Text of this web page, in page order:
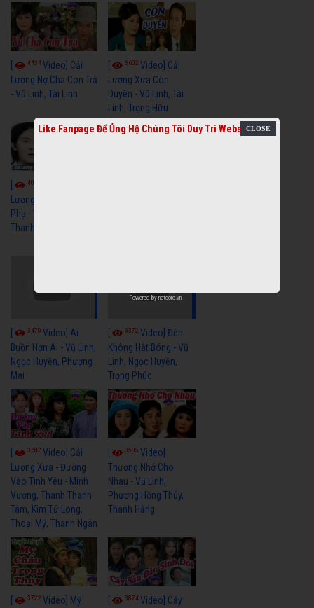
4434Video] Cải
Lương Nợ Cha Con Trả
- Vũ Linh, Tài Linh
3602Video] Cải
Lương Xưa Còn
Duyên - Vũ Linh, Tài
Linh, Trọng Hữu
4020
Lương Xưa Cô Dâu
Phụ - Vũ Linh, Tài Linh,
Thanh Ngân
3470 Video] Ai
Buồn Hơn Ai - Vũ Linh,
Ngọc Huyền, Phượng
Mai
3372Video] Đèn
Không Hắt Bóng - Vũ
Linh, Ngọc Huyền,
Trọng Phúc
3682 Video] Cải
Lương Xưa - Đường
Vào Tình Yêu - Minh
Vương, Thanh Thanh
Tâm, Kim Tử Long,
Thoại Mỹ, Thanh Ngân
3505Video]
Thương Nhớ Cho
Nhau - Vũ Linh,
Phương Hồng Thủy,
Thanh Hằng
3722 Video] Mỹ
3874Video] Cây
Like Fanpage Để Ủng Hộ Chúng Tôi Duy Trì Website
Powered by netcore.vn